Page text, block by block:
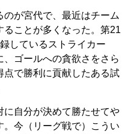
が宮代で、最近はチーム
ことが多くなった。第21
しているストライカー
ゴールへの貪欲さをさら
点で勝利に貢献したある試
に自分が決めて勝たせてや
今（リーグ戦で）こうい